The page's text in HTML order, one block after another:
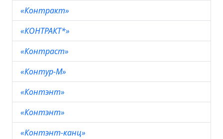
«Контракт»
«КОНТРАКТ*»
«Контраст»
«Контур-М»
«Контэнт»
«Контэнт»
«Контэнт-канц»